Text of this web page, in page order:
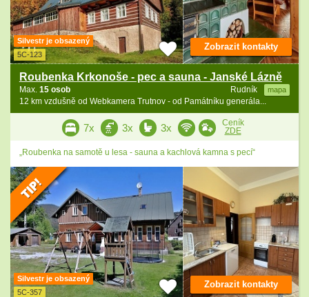
Silvestr je obsazený
5C-123
Roubenka Krkonoše - pec a sauna - Janské Lázně
Rudník mapa
Max. 15 osob
12 km vzdušně od Webkamera Trutnov - od Památníku generála...
Zobrazit kontakty
7x 3x 3x
Ceník
ZDE
„Roubenka na samotě u lesa - sauna a kachlová kamna s pecí“
Silvestr je obsazený
5C-357
Zobrazit kontakty